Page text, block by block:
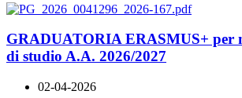
GRADUATORIA ERASMUS+
di studio A.A. 2026/2027
02-04-2026